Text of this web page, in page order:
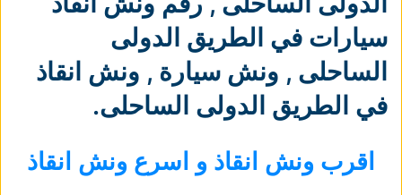
سيارات في الطريق الدولى
الساحلى , ونش سيارة , ونش انقاذ
في الطريق الدولى الساحلى.
اقرب ونش انقاذ و اسرع ونش انقاذ